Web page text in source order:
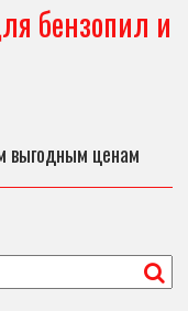
бензопил и
выгодным ценам